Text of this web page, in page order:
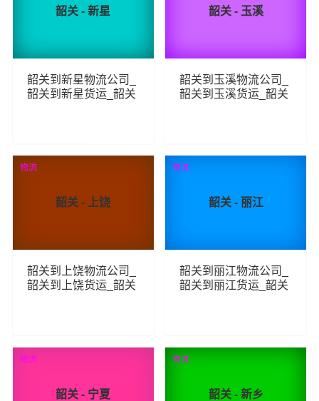
韶关 - 新星
韶关到新星物流公司_
韶关到新星货运_韶关
280 查看详细
韶关 - 玉溪
韶关到玉溪物流公司_
韶关到玉溪货运_韶关
245 查看详细
韶关 - 上饶
韶关到上饶物流公司_
韶关到上饶货运_韶关
257 查看详细
物流
韶关 - 丽江
韶关到丽江物流公司_
韶关到丽江货运_韶关
228 查看详细
物流
韶关 - 宁夏
物流
韶关 - 新乡
物流